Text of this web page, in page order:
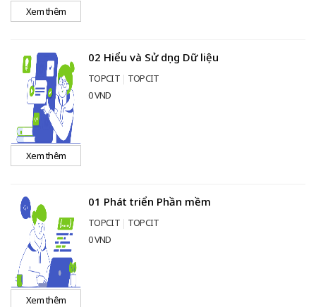
Xem thêm
02 Hiểu và Sử dụng Dữ liệu
TOPCIT
TOPCIT
0 VND
Xem thêm
01 Phát triển Phần mềm
TOPCIT
TOPCIT
0 VND
Xem thêm